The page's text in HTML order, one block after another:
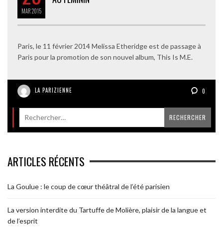
MAR2015
Paris, le 11 février 2014 Melissa Etheridge est de passage à
Paris pour la promotion de son nouvel album, This Is M.E.
LA PARIZIENNE 0
ARTICLES RÉCENTS
La Goulue : le coup de cœur théâtral de l’été parisien
La version interdite du Tartuffe de Molière, plaisir de la langue et
de l’esprit